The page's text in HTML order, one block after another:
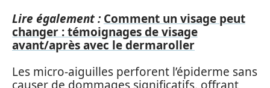
Lire également : Comment un visage peut
changer : témoignages de visage
avant/après avec le dermaroller
Les micro-aiguilles perforent l’épiderme sans